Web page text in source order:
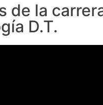
de la
D.T.